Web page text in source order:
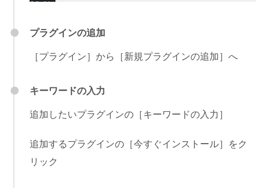
プラグインの追加
［プラグイン］から［新規プラグインの追加］へ
キーワードの入力
追加したいプラグインの［キーワードの入力］
追加するプラグインの［今すぐインストール］をク
リック